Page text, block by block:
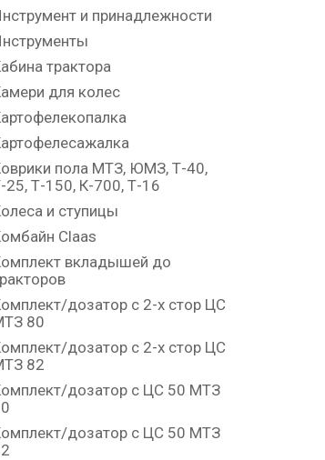
и принадлежности
трактора
для колес
пола МТЗ, ЮМЗ, Т-40,
25, Т-150, К-700, Т-16
и ступицы
Claas
вкладышей до
дозатор с 2-х стор ЦС
80
дозатор с 2-х стор ЦС
82
дозатор с ЦС 50 МТЗ
дозатор с ЦС 50 МТЗ